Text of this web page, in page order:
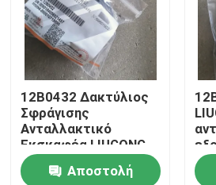
Γύρος εργοστασίων
Ποιοτικός έλεγχος
επαφή
Νέα
12B0432 Δακτύλιος
Σφράγισης
Ανταλλακτικό
Εκσκαφέα LIUGONG
CLG922E
Αποστολή